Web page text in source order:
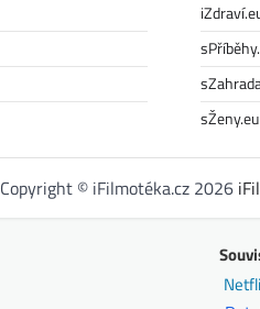
sŽeny.eu
Copyright © iFilmotéka.cz 2026